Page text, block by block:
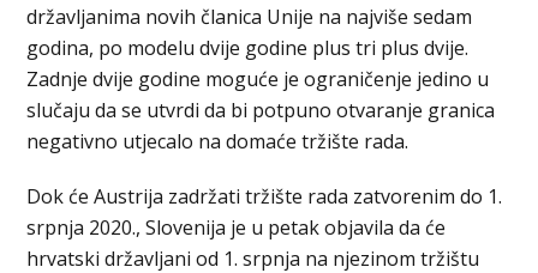
državljanima novih članica Unije na najviše sedam
godina, po modelu dvije godine plus tri plus dvije.
Zadnje dvije godine moguće je ograničenje jedino u
slučaju da se utvrdi da bi potpuno otvaranje granica
negativno utjecalo na domaće tržište rada.
Dok će Austrija zadržati tržište rada zatvorenim do 1.
srpnja 2020., Slovenija je u petak objavila da će
hrvatski državljani od 1. srpnja na njezinom tržištu